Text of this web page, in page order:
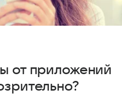
от приложений